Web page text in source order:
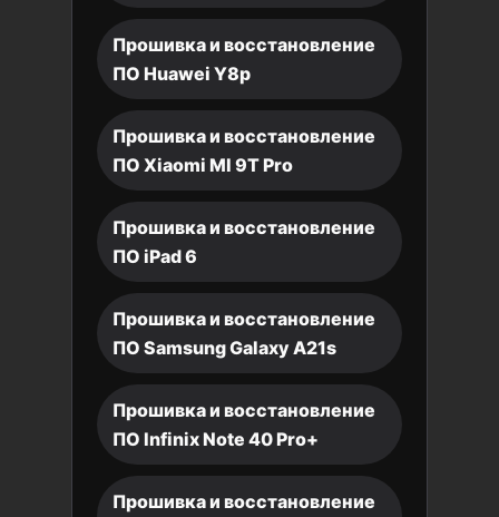
Прошивка и восстановление
ПО Huawei Y8p
Прошивка и восстановление
ПО Xiaomi MI 9T Pro
Прошивка и восстановление
ПО iPad 6
Прошивка и восстановление
ПО Samsung Galaxy A21s
Прошивка и восстановление
ПО Infinix Note 40 Pro+
Прошивка и восстановление